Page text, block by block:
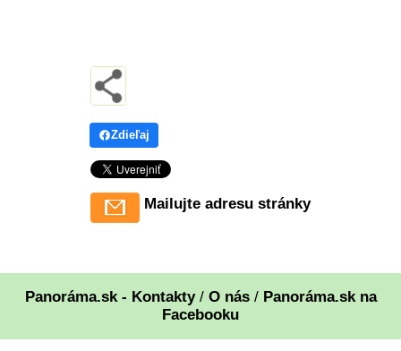
Zdieľaj
Mailujte adresu stránky
Panoráma.sk - Kontakty/ O nás/ Panoráma.sk na
Facebooku